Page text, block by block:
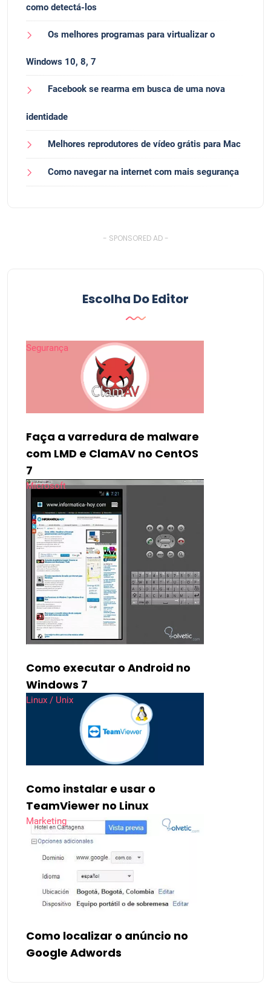
como detectá-los
Os melhores programas para virtualizar o
Windows 10, 8, 7
Facebook se rearma em busca de uma nova
identidade
Melhores reprodutores de vídeo grátis para Mac
Como navegar na internet com mais segurança
- SPONSORED AD -
Escolha Do Editor
Segurança
Faça a varredura de malware
com LMD e ClamAV no CentOS
7
Microsoft
Como executar o Android no
Windows 7
Linux / Unix
Como instalar e usar o
TeamViewer no Linux
Marketing
Como localizar o anúncio no
Google Adwords